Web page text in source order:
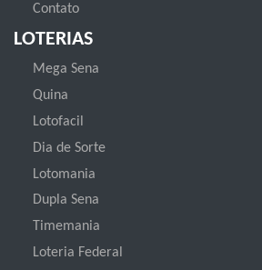
Contato
LOTERIAS
Mega Sena
Quina
Lotofacil
Dia de Sorte
Lotomania
Dupla Sena
Timemania
Loteria Federal